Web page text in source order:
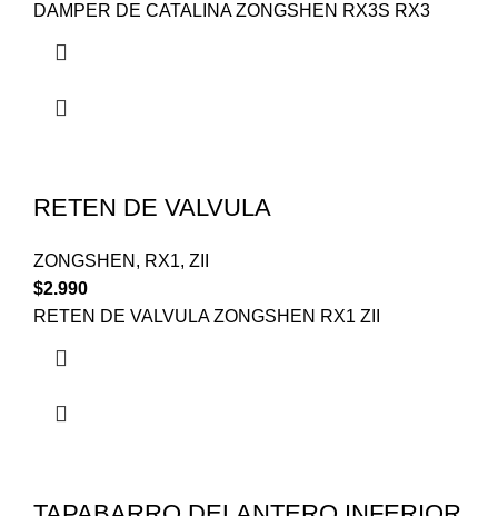
DAMPER DE CATALINA ZONGSHEN RX3S RX3
RETEN DE VALVULA
ZONGSHEN , RX1, ZII
$2.990
RETEN DE VALVULA ZONGSHEN RX1 ZII